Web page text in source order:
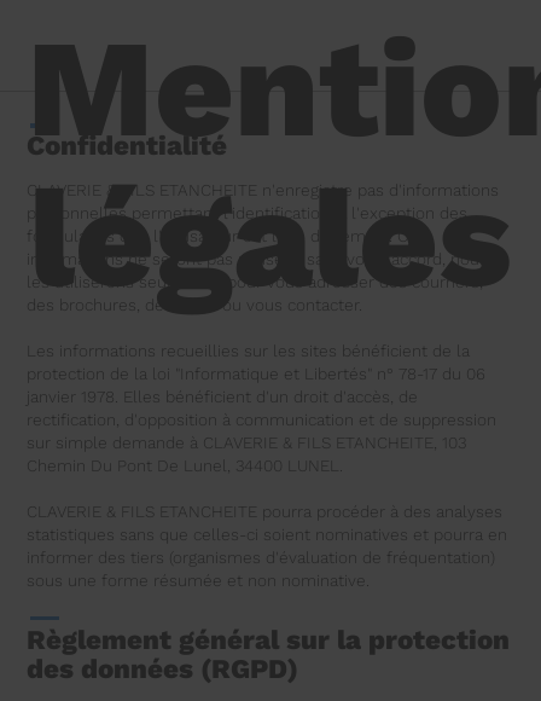
légales
Confidentialité
CLAVERIE & FILS ETANCHEITE n'enregistre pas d'informations
personnelles permettant l'identification, à l'exception des
formulaires que l'utilisateur est libre de remplir. Ces
informations ne seront pas utilisées sans votre accord, nous
les utiliserons seulement pour vous adresser des courriers,
des brochures, des devis ou vous contacter.
Les informations recueillies sur les sites bénéficient de la
protection de la loi "Informatique et Libertés" n° 78-17 du 06
janvier 1978. Elles bénéficient d'un droit d'accès, de
rectification, d'opposition à communication et de suppression
sur simple demande à CLAVERIE & FILS ETANCHEITE, 103
Chemin Du Pont De Lunel, 34400 LUNEL.
CLAVERIE & FILS ETANCHEITE pourra procéder à des analyses
statistiques sans que celles-ci soient nominatives et pourra en
informer des tiers (organismes d'évaluation de fréquentation)
sous une forme résumée et non nominative.
Règlement général sur la protection
des données (RGPD)